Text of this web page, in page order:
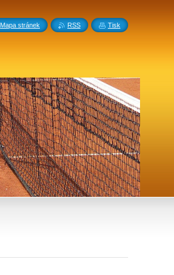
Mapa stránek RSS Tisk